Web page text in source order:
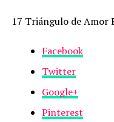
17 Triángulo de Amor
Facebook
Twitter
Google+
Pinterest